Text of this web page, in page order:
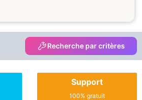
Recherche par critères
Support
100% gratuit